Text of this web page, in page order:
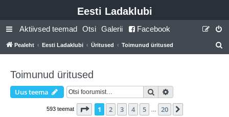
Eesti Ladaklubi
Aktiivsed teemad Otsi Galerii Facebook
Pealeht Eesti Ladaklubi Üritused Toimunud üritused
t
Toimunud üritused
Uus teema Otsi
593 teemat 1 . leht20 -st
1 2 3 4 5 20